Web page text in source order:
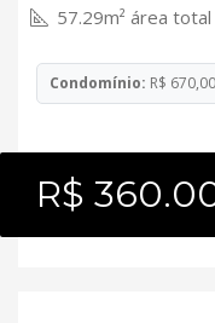
57.29m² área total
Condomínio: R$ 670,00
R$